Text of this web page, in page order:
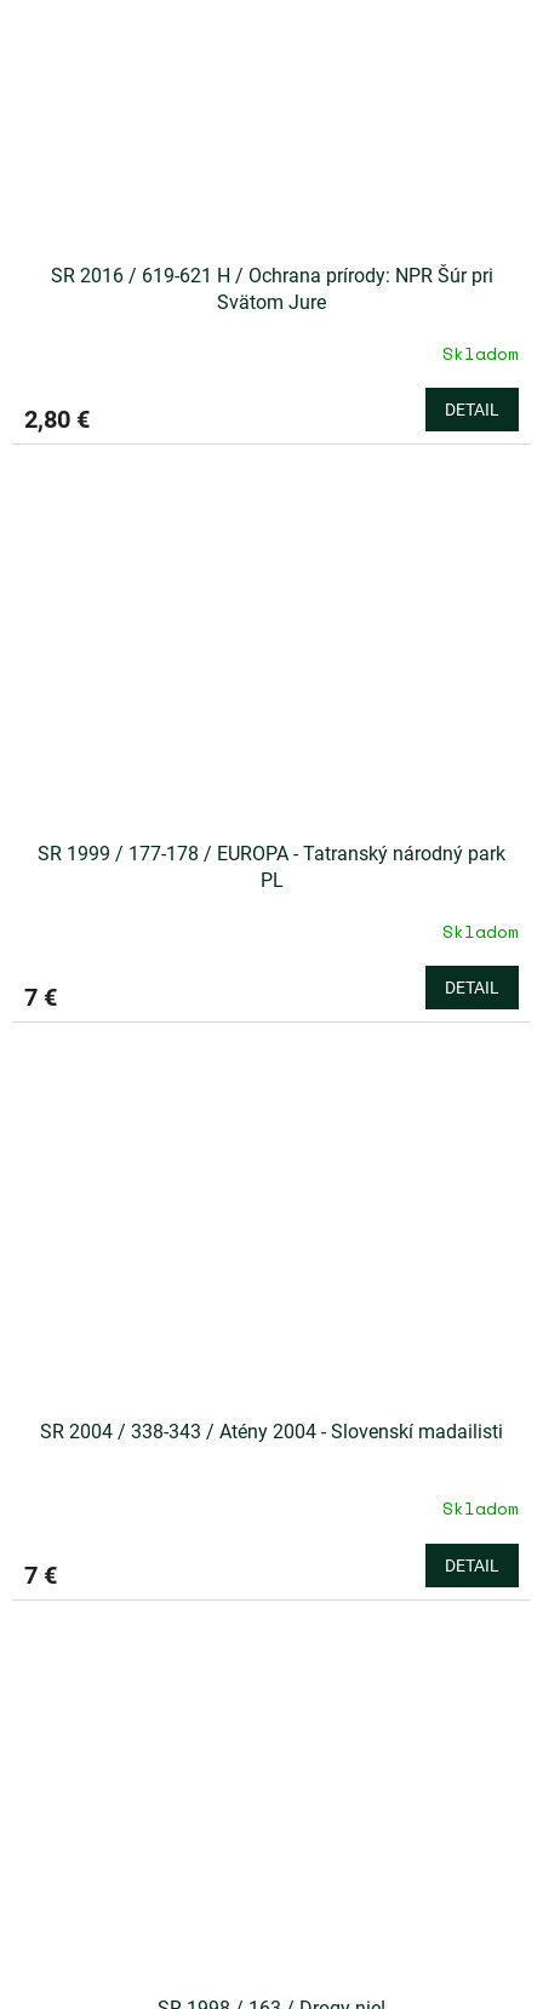
SR 2016 / 619-621 H / Ochrana prírody: NPR Šúr pri
Svätom Jure
Skladom
2,80 € DETAIL
SR 1999 / 177-178 / EUROPA - Tatranský národný park
PL
Skladom
7 € DETAIL
SR 2004 / 338-343 / Atény 2004 - Slovenskí madailisti
Skladom
7 € DETAIL